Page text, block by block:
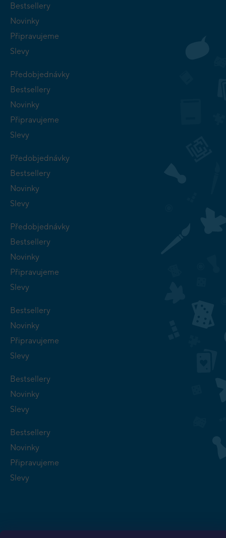
Bestsellery
Novinky
Připravujeme
Slevy
Předobjednávky
Bestsellery
Novinky
Připravujeme
Slevy
Předobjednávky
Bestsellery
Novinky
Slevy
Předobjednávky
Bestsellery
Novinky
Připravujeme
Slevy
Bestsellery
Novinky
Připravujeme
Slevy
Bestsellery
Novinky
Slevy
Bestsellery
Novinky
Připravujeme
Slevy